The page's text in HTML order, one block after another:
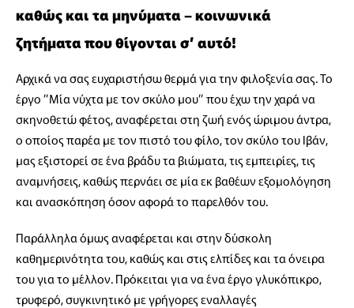
καθώς και τα μηνύματα – κοινωνικά
ζητήματα που θίγονται σ’ αυτό!
Αρχικά να σας ευχαριστήσω θερμά για την φιλοξενία σας. Το
έργο ”Μία νύχτα με τον σκύλο μου” που έχω την χαρά να
σκηνοθετώ φέτος, αναφέρεται στη ζωή ενός ώριμου άντρα,
ο οποίος παρέα με τον πιστό του φίλο, τον σκύλο του Ιβάν,
μας εξιστορεί σε ένα βράδυ τα βιώματα, τις εμπειρίες, τις
αναμνήσεις, καθώς περνάει σε μία εκ βαθέων εξομολόγηση
και ανασκόπηση όσον αφορά το παρελθόν του.
Παράλληλα όμως αναφέρεται και στην δύσκολη
καθημερινότητα του, καθώς και στις ελπίδες και τα όνειρα
του για το μέλλον. Πρόκειται για να ένα έργο γλυκόπικρο,
τρυφερό, συγκινητικό με γρήγορες εναλλαγές